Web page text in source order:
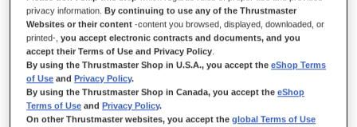
Verlanglijst
Schrijf de eerste review over dit product
Details
privacy information.By continuing to use any of the Thrustmaster
Websites or their content -content you browsed, displayed, downloaded, or
printed-,you accept electronic contracts and documents, and you
accept their Terms of Use and Privacy Policy
By using the Thrustmaster Shop in U.S.A., you accept theeShop Terms
of Use andPrivacy Policy.
By using the Thrustmaster Shop in Canada, you accept theeShop
Terms of Use andPrivacy Policy.
On other Thrustmaster websites, you accept theglobal Terms of Use